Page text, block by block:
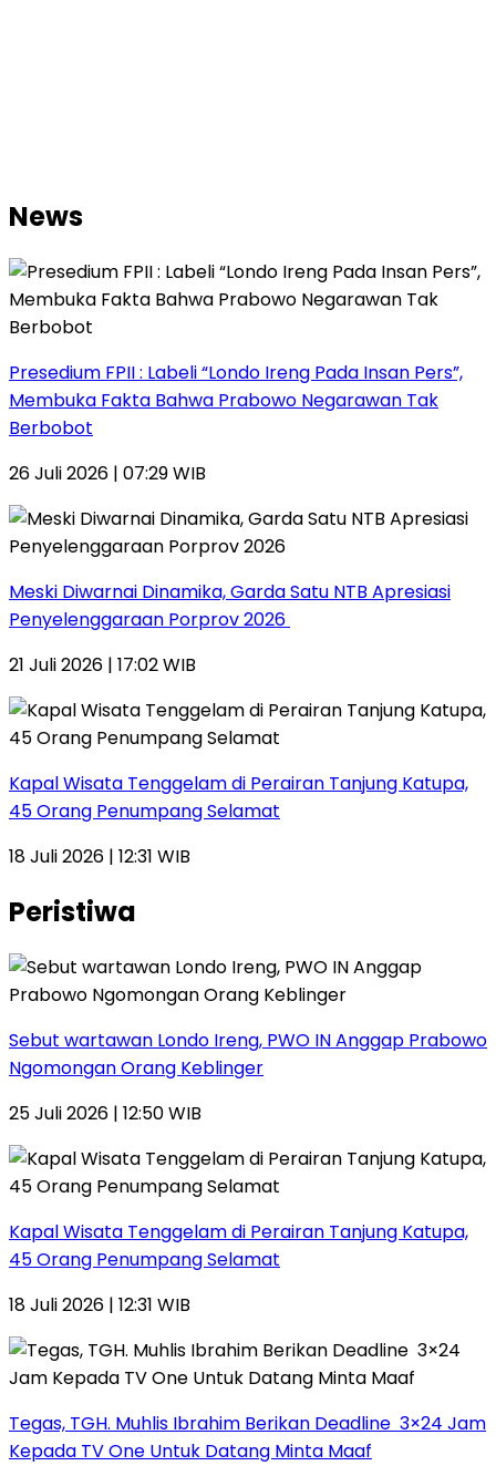
News
Presedium FPII : Labeli “Londo Ireng Pada Insan Pers”,
Membuka Fakta Bahwa Prabowo Negarawan Tak
Berbobot
26 Juli 2026 | 07:29 WIB
Meski Diwarnai Dinamika, Garda Satu NTB Apresiasi
Penyelenggaraan Porprov 2026 ‎
21 Juli 2026 | 17:02 WIB
Kapal Wisata Tenggelam di Perairan Tanjung Katupa,
45 Orang Penumpang Selamat
18 Juli 2026 | 12:31 WIB
Peristiwa
Sebut wartawan Londo Ireng, PWO IN Anggap Prabowo
Ngomongan Orang Keblinger
25 Juli 2026 | 12:50 WIB
Kapal Wisata Tenggelam di Perairan Tanjung Katupa,
45 Orang Penumpang Selamat
18 Juli 2026 | 12:31 WIB
Tegas, TGH. Muhlis Ibrahim Berikan Deadline 3×24 Jam
Kepada TV One Untuk Datang Minta Maaf